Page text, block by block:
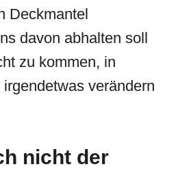
Deckmantel
davon abhalten soll
zu kommen, in
verändern
nicht der